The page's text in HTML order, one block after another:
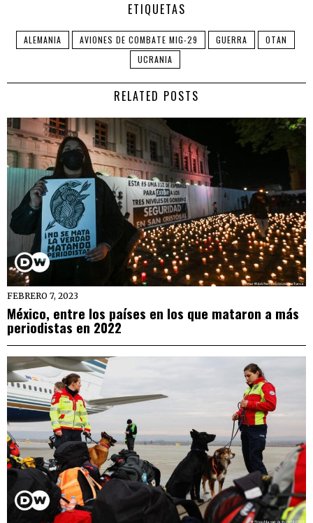
ETIQUETAS
ALEMANIA AVIONES DE COMBATE MIG-29 GUERRA
OTAN
UCRANIA
RELATED POSTS
FEBRERO 7, 2023
México, entre los países en los que mataron a más
periodistas en 2022